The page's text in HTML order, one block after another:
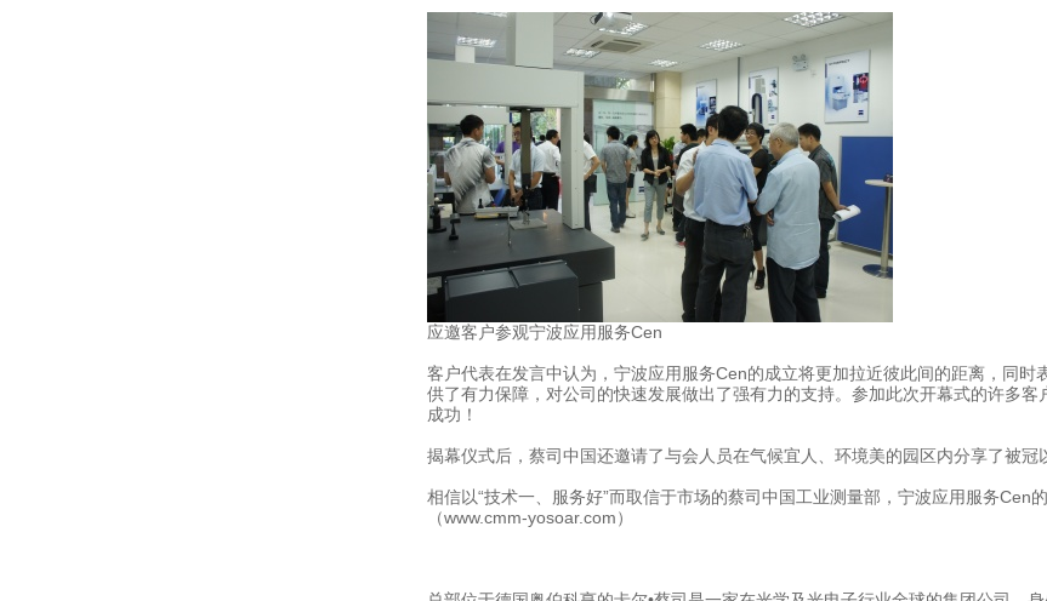
应邀客户参观宁波应用服务Cen
客户代表在发言中认为，宁波应用服务Cen的成立将更加拉近彼此间的距离，同
供了有力保障，对公司的快速发展做出了强有力的支持。参加此次开幕式的许多
成功！
揭幕仪式后，蔡司中国还邀请了与会人员在气候宜人、环境美的园区内分享了被冠
相信以“技术一、服务好”而取信于市场的蔡司中国工业测量部，宁波应用服务Cen
（www.cmm-yosoar.com）